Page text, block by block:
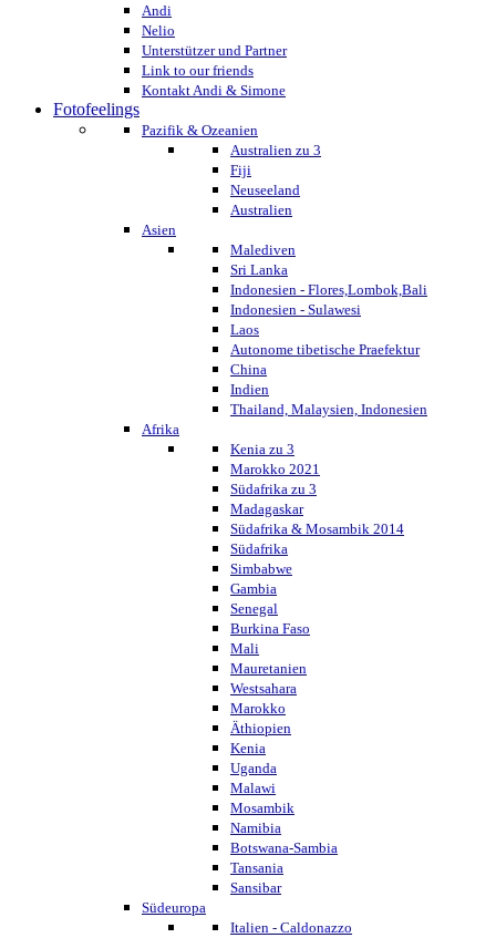
Andi
Nelio
Unterstützer und Partner
Link to our friends
Kontakt Andi & Simone
Fotofeelings
Pazifik & Ozeanien
Australien zu 3
Fiji
Neuseeland
Australien
Asien
Malediven
Sri Lanka
Indonesien - Flores,Lombok,Bali
Indonesien - Sulawesi
Laos
Autonome tibetische Praefektur
China
Indien
Thailand, Malaysien, Indonesien
Afrika
Kenia zu 3
Marokko 2021
Südafrika zu 3
Madagaskar
Südafrika & Mosambik 2014
Südafrika
Simbabwe
Gambia
Senegal
Burkina Faso
Mali
Mauretanien
Westsahara
Marokko
Äthiopien
Kenia
Uganda
Malawi
Mosambik
Namibia
Botswana-Sambia
Tansania
Sansibar
Südeuropa
Italien - Caldonazzo